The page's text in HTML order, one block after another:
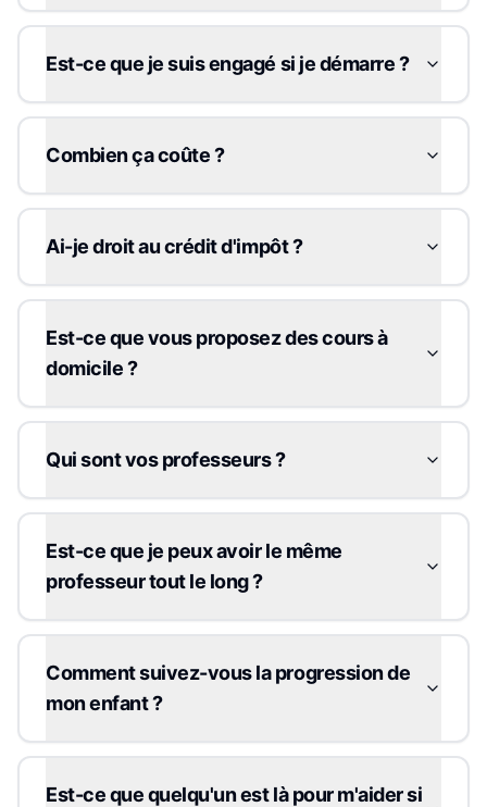
Est-ce que je suis engagé si je démarre ?
Combien ça coûte ?
Ai-je droit au crédit d'impôt ?
Est-ce que vous proposez des cours à
domicile ?
Qui sont vos professeurs ?
Est-ce que je peux avoir le même
professeur tout le long ?
Comment suivez-vous la progression de
mon enfant ?
Est-ce que quelqu'un est là pour m'aider si